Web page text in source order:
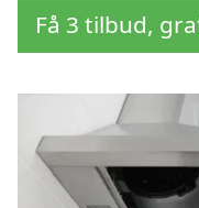
Få 3 tilbud,